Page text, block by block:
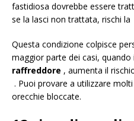
fastidiosa dovrebbe essere
se la lasci non trattata, rischi la
Questa condizione colpisce
maggior parte dei casi,
raffreddore , aumenta il
. Puoi provare a utilizzare molti
orecchie bloccate.